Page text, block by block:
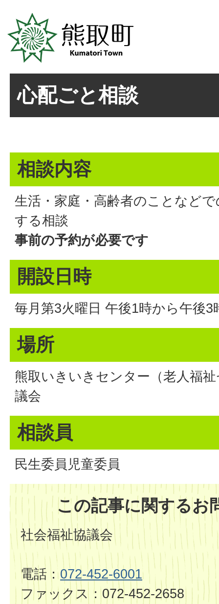
心配ごと相談
相談内容
生活・家庭・高齢者のことなど
する相談
事前の予約が必要です
開設日時
毎月第3火曜日 午後1時から午後3
場所
熊取いきいきセンター（老人福
議会
相談員
民生委員児童委員
この記事に関するお
社会福祉協議会
電話：072-452-6001
ファックス：072-452-2658